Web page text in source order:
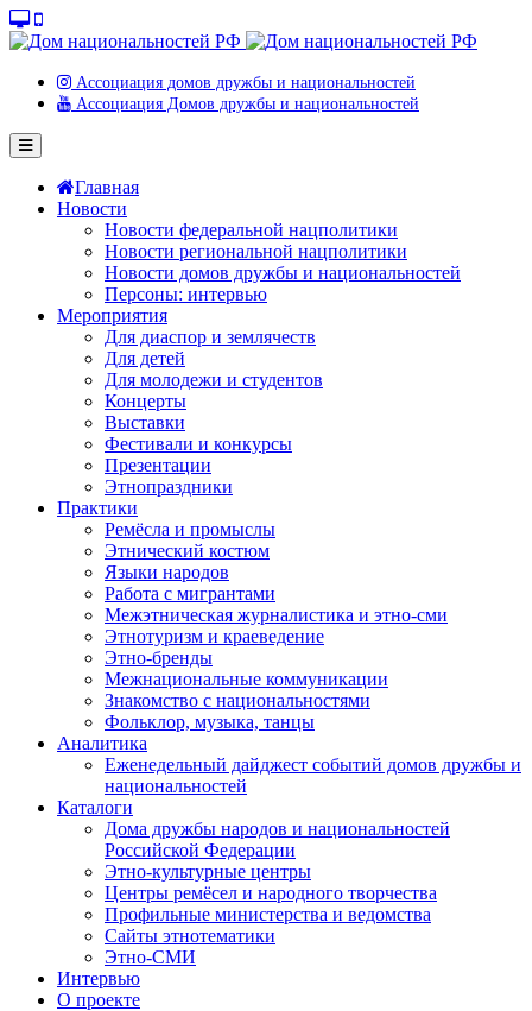
Ассоциация домов дружбы и национальностей
Ассоциация Домов дружбы и национальностей
Главная
Новости
Новости федеральной нацполитики
Новости региональной нацполитики
Новости домов дружбы и национальностей
Персоны: интервью
Мероприятия
Для диаспор и землячеств
Для детей
Для молодежи и студентов
Концерты
Выставки
Фестивали и конкурсы
Презентации
Этнопраздники
Практики
Ремёсла и промыслы
Этнический костюм
Языки народов
Работа с мигрантами
Межэтническая журналистика и этно-сми
Этнотуризм и краеведение
Этно-бренды
Межнациональные коммуникации
Знакомство с национальностями
Фольклор, музыка, танцы
Аналитика
Еженедельный дайджест событий домов дружбы и
национальностей
Каталоги
Дома дружбы народов и национальностей
Российской Федерации
Этно-культурные центры
Центры ремёсел и народного творчества
Профильные министерства и ведомства
Сайты этнотематики
Этно-СМИ
Интервью
О проекте